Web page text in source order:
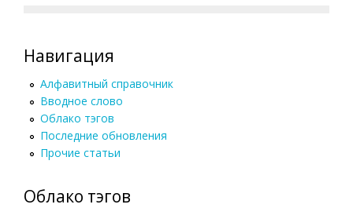
Навигация
Алфавитный справочник
Вводное слово
Облако тэгов
Последние обновления
Прочие статьи
Облако тэгов